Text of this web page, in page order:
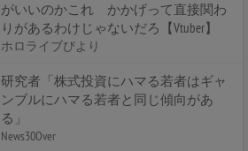
がいいのかこれ かかげって直接関わ
りがあるわけじゃないだろ【Vtuber】
ホロライブびより
研究者「株式投資にハマる若者はギャ
ンブルにハマる若者と同じ傾向があ
る」
News30Over